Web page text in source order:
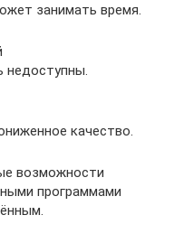
занимать время.
недоступны.
качество.
возможности
программами